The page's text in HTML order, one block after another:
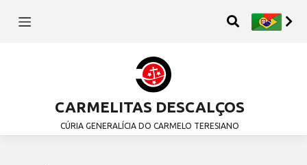
CARMELITAS DESCALÇOS
CÚRIA GENERALÍCIA DO CARMELO TERESIANO